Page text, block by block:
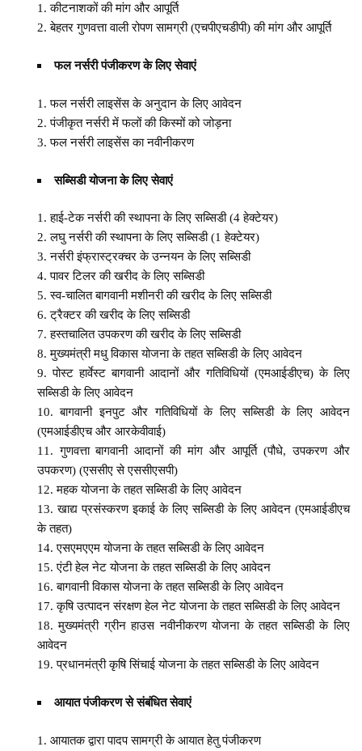
कीटनाशकों की मांग और आपूर्ति
बेहतर गुणवत्ता वाली रोपण सामग्री (एचपीएचडीपी) की मांग और आपूर्ति
फल नर्सरी पंजीकरण के लिए सेवाएं
फल नर्सरी लाइसेंस के अनुदान के लिए आवेदन
पंजीकृत नर्सरी में फलों की किस्मों को जोड़ना
फल नर्सरी लाइसेंस का नवीनीकरण
सब्सिडी योजना के लिए सेवाएं
हाई-टेक नर्सरी की स्थापना के लिए सब्सिडी (4 हेक्टेयर)
लघु नर्सरी की स्थापना के लिए सब्सिडी (1 हेक्टेयर)
नर्सरी इंफ्रास्ट्रक्चर के उन्नयन के लिए सब्सिडी
पावर टिलर की खरीद के लिए सब्सिडी
स्व-चालित बागवानी मशीनरी की खरीद के लिए सब्सिडी
ट्रैक्टर की खरीद के लिए सब्सिडी
हस्तचालित उपकरण की खरीद के लिए सब्सिडी
मुख्यमंत्री मधु विकास योजना के तहत सब्सिडी के लिए आवेदन
पोस्ट हार्वेस्ट बागवानी आदानों और गतिविधियों (एमआईडीएच) के लिए
सब्सिडी के लिए आवेदन
बागवानी इनपुट और गतिविधियों के लिए सब्सिडी के लिए आवेदन
(एमआईडीएच और आरकेवीवाई)
गुणवत्ता बागवानी आदानों की मांग और आपूर्ति (पौधे, उपकरण और
उपकरण) (एससीए से एससीएसपी)
महक योजना के तहत सब्सिडी के लिए आवेदन
खाद्य प्रसंस्करण इकाई के लिए सब्सिडी के लिए आवेदन (एमआईडीएच
के तहत)
एसएमएएम योजना के तहत सब्सिडी के लिए आवेदन
एंटी हेल ​​नेट योजना के तहत सब्सिडी के लिए आवेदन
बागवानी विकास योजना के तहत सब्सिडी के लिए आवेदन
कृषि उत्पादन संरक्षण हेल नेट योजना के तहत सब्सिडी के लिए आवेदन
मुख्यमंत्री ग्रीन हाउस नवीनीकरण योजना के तहत सब्सिडी के लिए
आवेदन
प्रधानमंत्री कृषि सिंचाई योजना के तहत सब्सिडी के लिए आवेदन
आयात पंजीकरण से संबंधित सेवाएं
आयातक द्वारा पादप सामग्री के आयात हेतु पंजीकरण